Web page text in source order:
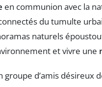
en communion avec la
du tumulte
naturels
et vivre une
d’amis désireux